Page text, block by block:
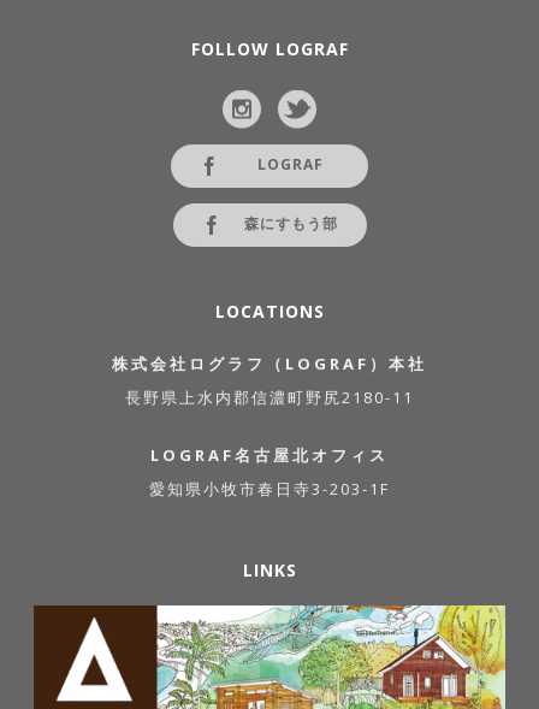
FOLLOW LOGRAF
LOGRAF
森にすもう部
LOCATIONS
株式会社ログラフ（LOGRAF）本社
長野県上水内郡信濃町野尻2180-11
LOGRAF名古屋北オフィス
愛知県小牧市春日寺3-203-1F
LINKS